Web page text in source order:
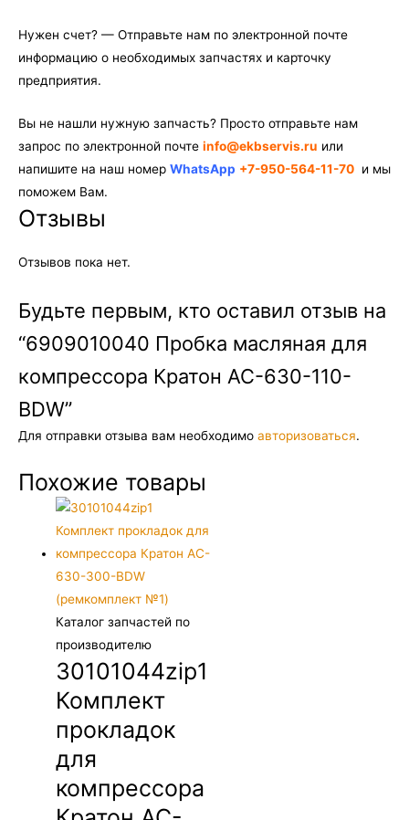
Нужен счет? — Отправьте нам по электронной почте
информацию о необходимых запчастях и карточку
предприятия.
Вы не нашли нужную запчасть? Просто отправьте нам
запрос по электронной почте info@ekbservis.ru или
напишите на наш номер WhatsApp +7-950-564-11-70 и мы
поможем Вам.
Отзывы
Отзывов пока нет.
Будьте первым, кто оставил отзыв на
“6909010040 Пробка масляная для
компрессора Кратон AC-630-110-
BDW”
Для отправки отзыва вам необходимо авторизоваться.
Похожие товары
Каталог запчастей по
производителю
30101044zip1
Комплект
прокладок
для
компрессора